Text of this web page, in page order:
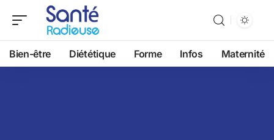
Bien-être Diététique Forme Infos Maternité